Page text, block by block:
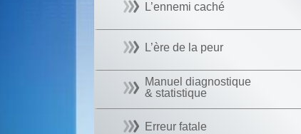
L’ennemi caché
L’ère de la peur
Manuel diagnostique
& statistique
Erreur fatale